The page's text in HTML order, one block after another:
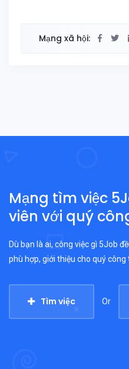
Mạng xã hội:
Mạng tìm việc
viên với quý
Dù bạn là ai, công việc gì 5Job
phù hợp, giới thiệu cho quý
Tìm việc Or